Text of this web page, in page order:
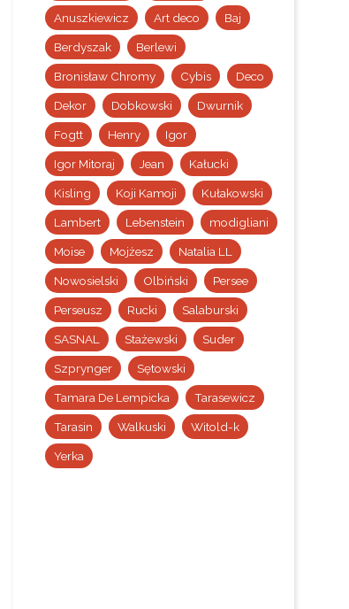
Anuszkiewicz Art deco Baj
Berdyszak Berlewi
Bronisław Chromy Cybis Deco
Dekor Dobkowski Dwurnik
Fogtt Henry Igor
Igor Mitoraj Jean Kałucki
Kisling Koji Kamoji Kułakowski
Lambert Lebenstein modigliani
Moise Mojżesz Natalia LL
Nowosielski Olbiński Persee
Perseusz Rucki Salaburski
SASNAL Stażewski Suder
Szprynger Sętowski
Tamara De Lempicka Tarasewicz
Tarasin Walkuski Witold-k
Yerka